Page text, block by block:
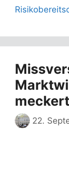
meckert
22.